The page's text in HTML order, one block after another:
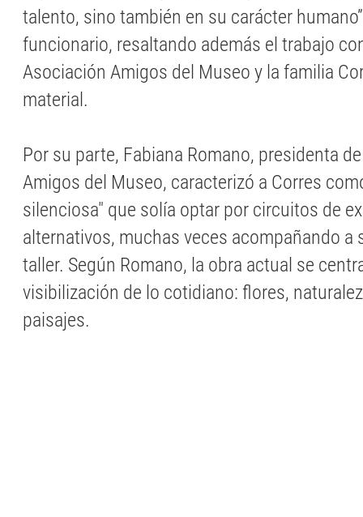
talento, sino también en su carácter
funcionario, resaltando además el trabajo
Asociación Amigos del Museo y la familia
material.
Por su parte, Fabiana Romano, presidenta
Amigos del Museo, caracterizó a Corres
silenciosa" que solía optar por circuitos de
alternativos, muchas veces acompañando a
taller. Según Romano, la obra actual se
visibilización de lo cotidiano: flores,
paisajes.